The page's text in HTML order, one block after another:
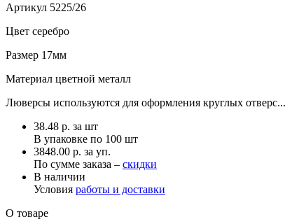
Артикул 5225/26
Цвет серебро
Размер 17мм
Материал цветной металл
Люверсы используются для оформления круглых отверс...
38.48 р. за шт
В упаковке по 100 шт
3848.00 р. за уп.
По сумме заказа – скидки
В наличии
Условия работы и доставки
О товаре